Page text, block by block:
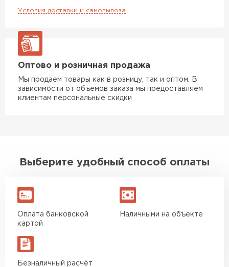
Условия доставки и самовывоза
Оптово и розничная продажа
Мы продаем товары как в розницу, так и оптом. В
зависимости от объемов заказа мы предоставляем
клиентам персональные скидки
Выберите удобный способ оплаты
Оплата банковской
картой
Наличными на объекте
Безналичный расчёт